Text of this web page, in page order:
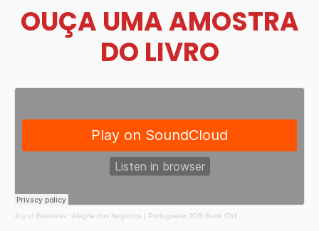
OUÇA UMA AMOSTRA
DO LIVRO
Joy of Business · Alegria dos Negócios | Portuguese JOB Book Ch1